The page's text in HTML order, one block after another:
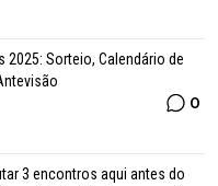
2025: Sorteio, Calendário de
0
3 encontros aqui antes do